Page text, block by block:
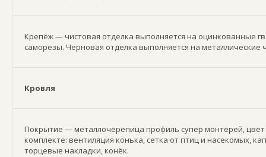
Крепёж — чистовая отделка выполняется на оцинкованные
саморезы. Черновая отделка выполняется на металлические
Кровля
Покрытие — металлочерепица профиль супер монтерей,
комплекте: вентиляция конька, сетка от птиц и насекомых,
торцевые накладки, конёк.